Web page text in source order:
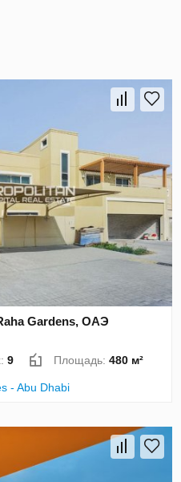
Gardens, ОАЭ
9 Площадь:480 м²
- Abu Dhabi